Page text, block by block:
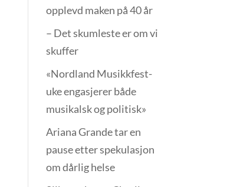
opplevd maken på 40 år
– Det skumleste er om vi
skuffer
«Nordland Musikkfest­
uke engasjerer både
musikalsk og politisk»
Ariana Grande tar en
pause etter spekulasjon
om dårlig helse